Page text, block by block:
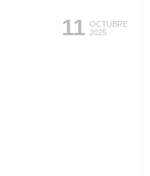
11 OCTUBRE
2025